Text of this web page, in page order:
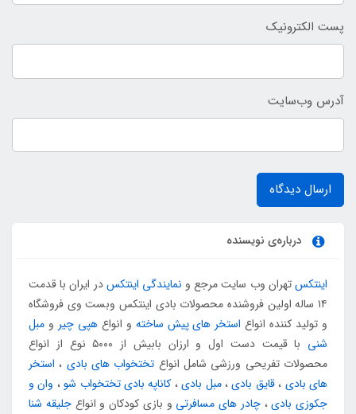
پست الکترونیک
آدرس وب‌سایت
ارسال دیدگاه
درباره‌ی نویسنده
اینتکستهران وب سایت مرجع و نمایندگی اینتکسدر ایران با قدمت
۱۴ ساله اولین فروشنده محصولات بادی اینتکس وبست وی فروشگاه
و تولید کننده انواع استخر های پیش ساخته و انواعهپی چیر و مبل
شنی
با قیمت دست اول و ارزان بابیش از ۵۰۰۰ نوع از انواع
محصولات تفریحی ورزشی شامل انواع تختخواب های بادی ، استخر
های بادی ،قایق بادی،مبل بادی، کاناپه بادی تختخواب شو، وان و
جکوزی بادی،چادر های مسافرتی و بازی کودکان و انواعجلیقه شنا